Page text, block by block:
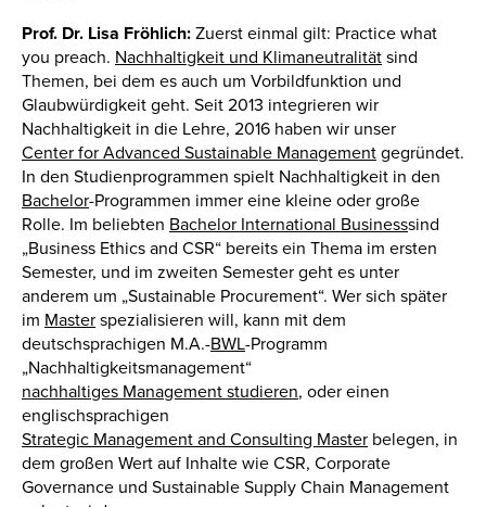
Prof. Dr. Lisa Fröhlich: Zuerst einmal gilt: Practice what
you preach. Nachhaltigkeit und Klimaneutralität sind
Themen, bei dem es auch um Vorbildfunktion und
Glaubwürdigkeit geht. Seit 2013 integrieren wir
Nachhaltigkeit in die Lehre, 2016 haben wir unser
Center for Advanced Sustainable Management gegründet.
In den Studienprogrammen spielt Nachhaltigkeit in den
Bachelor-Programmen immer eine kleine oder große
Rolle. Im beliebten Bachelor International Businesssind
„Business Ethics and CSR“ bereits ein Thema im ersten
Semester, und im zweiten Semester geht es unter
anderem um „Sustainable Procurement“. Wer sich später
im Master spezialisieren will, kann mit dem
deutschsprachigen M.A.-BWL-Programm
„Nachhaltigkeitsmanagement“
nachhaltiges Management studieren, oder einen
englischsprachigen
Strategic Management and Consulting Master belegen, in
dem großen Wert auf Inhalte wie CSR, Corporate
Governance und Sustainable Supply Chain Management